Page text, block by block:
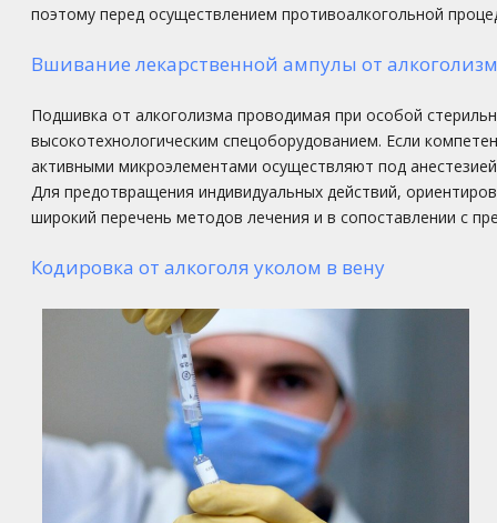
поэтому перед осуществлением противоалкогольной
Вшивание лекарственной ампулы от
Подшивка от алкоголизма проводимая при особой
высокотехнологическим спецоборудованием. Если
активными микроэлементами осуществляют под
Для предотвращения индивидуальных действий,
широкий перечень методов лечения и в сопоставлении с
Кодировка от алкоголя уколом в вену